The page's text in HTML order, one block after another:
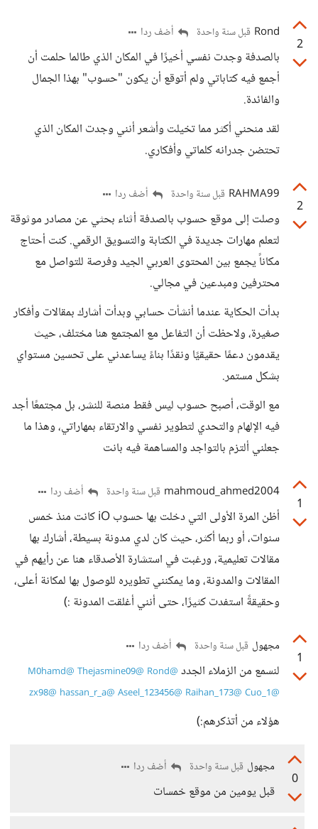
2
Rond قبل سنة واحدة أضف ردا
بالصدفة وجدت نفسي أخيرًا في المكان الذي طالما حلمت أن
أجمع فيه كتاباتي ولم أتوقع أن يكون "حسوب" بهذا الجمال
والفائدة.
لقد منحني أكثر مما تخيلت وأشعر أنني وجدت المكان الذي
تحتضن جدرانه كلماتي وأفكاري.
2
RAHMA99 قبل سنة واحدة أضف ردا
وصلت إلى موقع حسوب بالصدفة أثناء بحثي عن مصادر موثوقة
لتعلم مهارات جديدة في الكتابة والتسويق الرقمي. كنت أحتاج
مكاناً يجمع بين المحتوى العربي الجيد وفرصة للتواصل مع
محترفين ومبدعين في مجالي.
بدأت الحكاية عندما أنشأت حسابي وبدأت أشارك بمقالات وأفكار
صغيرة، ولاحظت أن التفاعل مع المجتمع هنا مختلف، حيث
يقدمون دعمًا حقيقيًا ونقدًا بناءً يساعدني على تحسين مستواي
بشكل مستمر.
مع الوقت، أصبح حسوب ليس فقط منصة للنشر، بل مجتمعًا أجد
فيه الإلهام والتحدي لتطوير نفسي والارتقاء بمهاراتي، وهذا ما
جعلني ألتزم بالتواجد والمساهمة فيه بانت
1
mahmoud_ahmed2004 قبل سنة واحدة أضف ردا
أظن المرة الأولى التي دخلت بها حسوب iO كانت منذ خمس
سنوات، أو ربما أكثر، حيث كان لدي مدونة بسيطة، أشارك بها
مقالات تعليمية، ورغبت في استشارة الأصدقاء هنا عن رأيهم في
المقالات والمدونة، وما يمكنني تطويره للوصول بها لمكانة أعلى،
وحقيقةً استفدت كثيرًا، حتى أنني أغلقت المدونة :)
1
مجهول قبل سنة واحدة أضف ردا
لنسمع من الزملاء الجدد @Rond
@Thejasmine09
@M0hamd
@Cuo_1
@Raihan_173
@Aseel_123456
@hassan_r_a
@zx98
هؤلاء من أتذكرهم:)
0
مجهول قبل سنة واحدة أضف ردا
قبل يومين من موقع خمسات